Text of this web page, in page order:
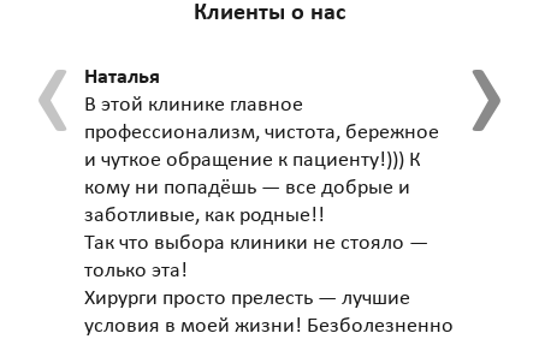
Клиенты о нас
Наталья
В этой клинике главное
профессионализм, чистота, бережное
и чуткое обращение к пациенту!))) К
кому ни попадёшь — все добрые и
заботливые, как родные!!
Так что выбора клиники не стояло —
только эта!
Хирурги просто прелесть — лучшие
условия в моей жизни! Безболезненно
Игорь
‹ ›